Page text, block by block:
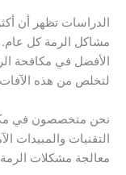
مشاكل الرمة كل عام.
الأفضل في مكافحة
لتخلص من هذه
نحن متخصصون في
التقنيات والمبيدات
معالجة مشكلات الرمة